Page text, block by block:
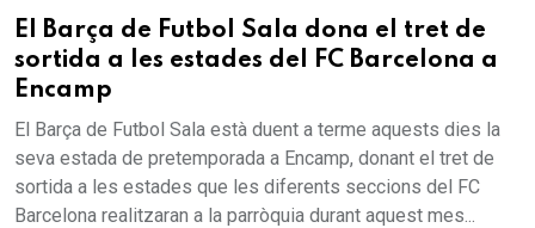
El Barça de Futbol Sala dona el tret de
sortida a les estades del FC Barcelona a
Encamp
El Barça de Futbol Sala està duent a terme aquests dies la
seva estada de pretemporada a Encamp, donant el tret de
sortida a les estades que les diferents seccions del FC
Barcelona realitzaran a la parròquia durant aquest mes...